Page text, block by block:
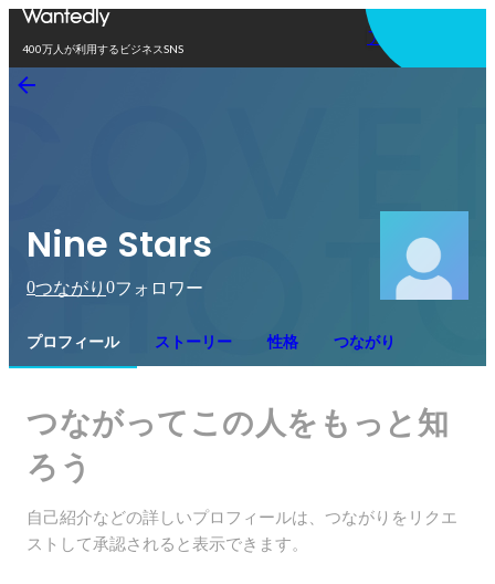
400万人が利用するビジネスSNS
アプリを使う
Nine Stars
0つながり 0フォロワー
プロフィール ストーリー 性格 つながり
つながってこの人をもっと知
ろう
自己紹介などの詳しいプロフィールは、つながりをリクエ
ストして承認されると表示できます。